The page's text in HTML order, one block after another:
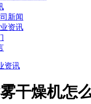
新闻
资讯
资讯
干燥机怎